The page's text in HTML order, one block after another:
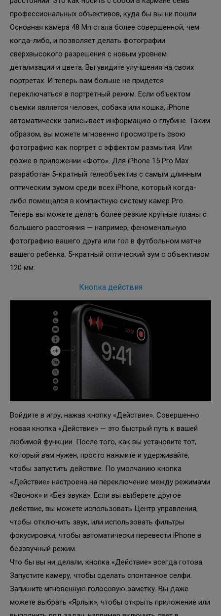
профессиональных объективов, куда бы вы ни пошли.
Основная камера 48 Мп стала более совершенной, чем
когда-либо, и позволяет делать фотографии
сверхвысокого разрешения с новым уровнем
детализации и цвета. Вы увидите улучшения на своих
портретах. И теперь вам больше не придется
переключаться в портретный режим. Если объектом
съемки является человек, собака или кошка, iPhone
автоматически записывает информацию о глубине. Таким
образом, вы можете мгновенно просмотреть свою
фотографию как портрет с эффектом размытия. Или
позже в приложении «Фото». Для iPhone 15 Pro Max
разработан 5-кратный телеобъектив с самым длинным
оптическим зумом среди всех iPhone, который когда-
либо помещался в компактную систему камер Pro.
Теперь вы можете делать более резкие крупные планы с
большего расстояния — например, феноменальную
фотографию вашего друга или гол в футбольном матче
вашего ребенка. 5-кратный оптический зум с объективом
120 мм.
Кнопка действия
Войдите в игру, нажав кнопку «Действие». Совершенно
новая кнопка «Действие» — это быстрый путь к вашей
любимой функции. После того, как вы установите тот,
который вам нужен, просто нажмите и удерживайте,
чтобы запустить действие. По умолчанию кнопка
«Действие» настроена на переключение между режимами
«Звонок» и «Без звука». Если вы выберете другое
действие, вы можете использовать Центр управления,
чтобы отключить звук, или использовать фильтры
фокусировки, чтобы автоматически перевести iPhone в
беззвучный режим.
Что бы вы ни делали, кнопка «Действие» всегда готова.
Запустите камеру, чтобы сделать спонтанное селфи.
Запишите мгновенную голосовую заметку. Вы даже
можете выбрать «Ярлык», чтобы открыть приложение или